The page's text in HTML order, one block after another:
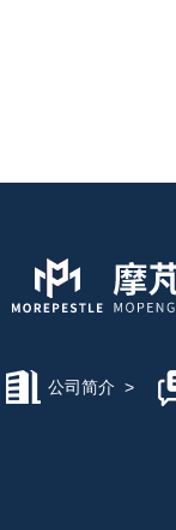
公司简介 >